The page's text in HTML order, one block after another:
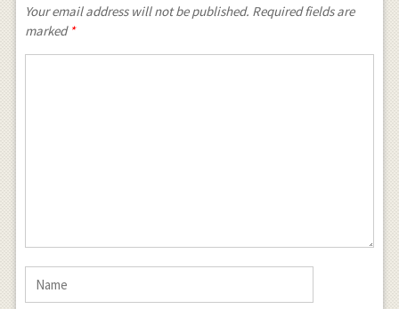
Your email address will not be published. Required fields are
marked *